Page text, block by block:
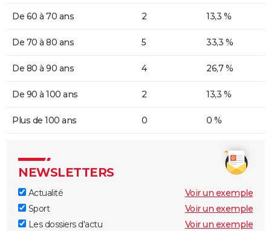
De 60 à 70 ans 2 13,3 %
De 70 à 80 ans 5 33,3 %
De 80 à 90 ans 4 26,7 %
De 90 à 100 ans 2 13,3 %
Plus de 100 ans 0 0 %
NEWSLETTERS
Actualité
Voir un exemple
Sport
Voir un exemple
Les dossiers d'actu
Voir un exemple